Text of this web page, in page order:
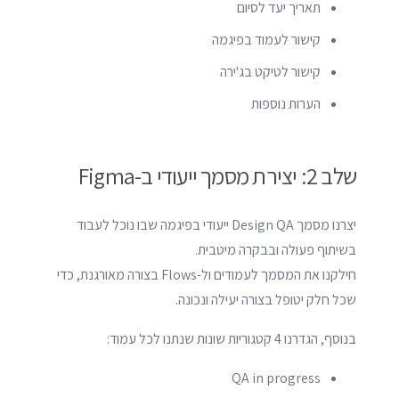
תאריך יעד לסיום
קישור לעמוד בפיגמה
קישור לטיקט בג'ירה
הערות נוספות
שלב 2: יצירת מסמך ייעודי ב-Figma
יצרנו מסמך Design QA ייעודי בפיגמה שבו נוכל לעבוד
בשיתוף פעולה ובבקרה מיטבית.
חילקנו את המסמך לעמודים ול-Flows בצורה מאורגנת, כדי
שכל חלק יטופל בצורה יעילה ונכונה.
בנוסף, הגדרנו 4 קטגוריות שונות שנתנו לכל עמוד:
QA in progress